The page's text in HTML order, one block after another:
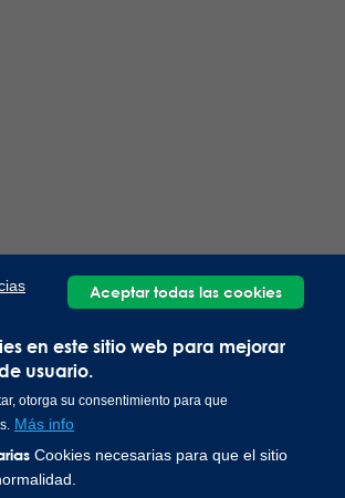
en este sitio web para mejorar
usuario.
otorga su consentimiento para que
Más info
Cookies necesarias para que el sitio
Aceptar todas las cookies